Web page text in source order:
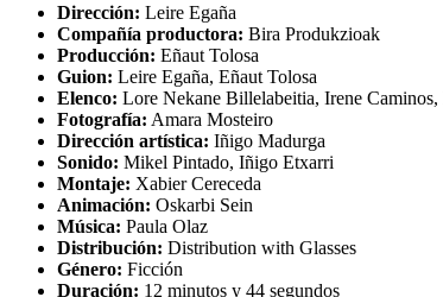
Dirección: Leire Egaña
Compañía productora: Bira Produkzioak
Producción: Eñaut Tolosa
Guion: Leire Egaña, Eñaut Tolosa
Elenco: Lore Nekane Billelabeitia, Irene
Fotografía: Amara Mosteiro
Dirección artística: Iñigo Madurga
Sonido: Mikel Pintado, Iñigo Etxarri
Montaje: Xabier Cereceda
Animación: Oskarbi Sein
Música: Paula Olaz
Distribución: Distribution with Glasses
Género: Ficción
Duración: 12 minutos y 44 segundos